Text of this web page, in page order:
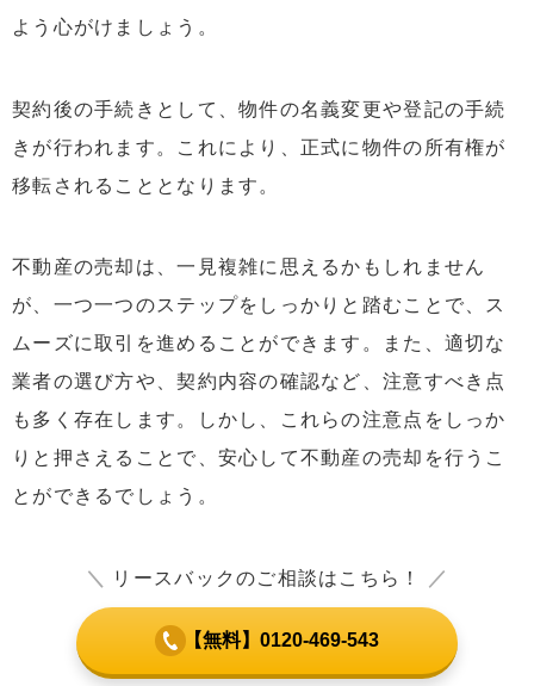
よう心がけましょう。
契約後の手続きとして、物件の名義変更や登記の手続
きが行われます。これにより、正式に物件の所有権が
移転されることとなります。
不動産の売却は、一見複雑に思えるかもしれません
が、一つ一つのステップをしっかりと踏むことで、ス
ムーズに取引を進めることができます。また、適切な
業者の選び方や、契約内容の確認など、注意すべき点
も多く存在します。しかし、これらの注意点をしっか
りと押さえることで、安心して不動産の売却を行うこ
とができるでしょう。
＼ リースバックのご相談はこちら！ ／
【無料】0120-469-543